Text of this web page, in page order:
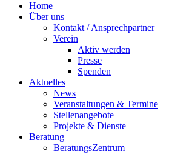
Home
Über uns
Kontakt / Ansprechpartner
Verein
Aktiv werden
Presse
Spenden
Aktuelles
News
Veranstaltungen & Termine
Stellenangebote
Projekte & Dienste
Beratung
BeratungsZentrum